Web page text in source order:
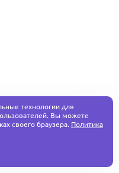
технологии для
Вы можете
своего браузера. Политика